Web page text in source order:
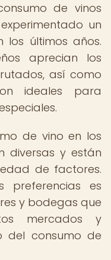
de vinos
un
los últimos años.
aprecian los
así como
ideales para
de vino en los
diversas y están
de factores.
preferencias es
y bodegas que
mercados y
del consumo de